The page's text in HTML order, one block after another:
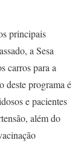
principais
a Sesa
carros para a
deste programa é
e pacientes
além do